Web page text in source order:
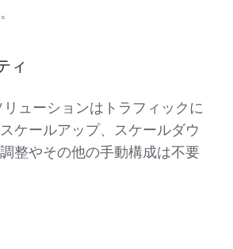
ィ
ューションはトラフィックに
ケールアップ、スケールダウ
整やその他の手動構成は不要